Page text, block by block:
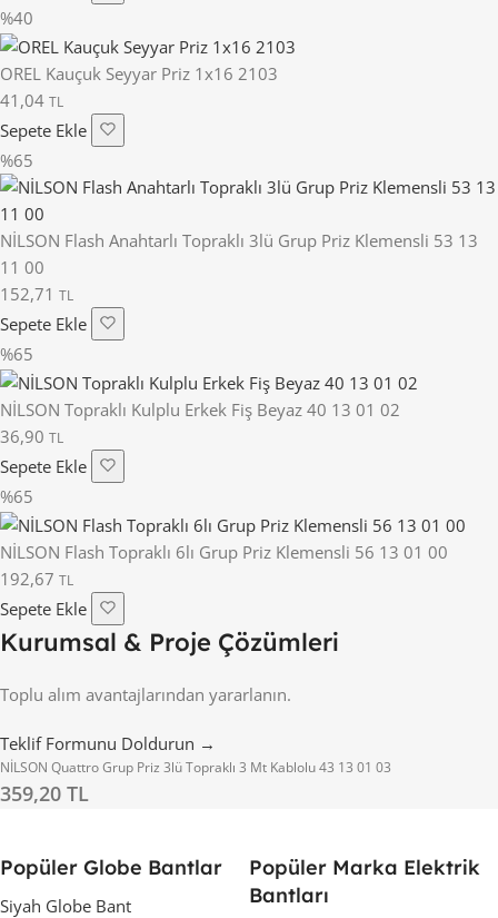
%40
OREL Kauçuk Seyyar Priz 1x16 2103
41,04 TL
Sepete Ekle
%65
NİLSON Flash Anahtarlı Topraklı 3lü Grup Priz Klemensli 53 13
11 00
152,71 TL
Sepete Ekle
%65
NİLSON Topraklı Kulplu Erkek Fiş Beyaz 40 13 01 02
36,90 TL
Sepete Ekle
%65
NİLSON Flash Topraklı 6lı Grup Priz Klemensli 56 13 01 00
192,67 TL
Sepete Ekle
Kurumsal & Proje Çözümleri
Toplu alım avantajlarından yararlanın.
Teklif Formunu Doldurun →
NİLSON Quattro Grup Priz 3lü Topraklı 3 Mt Kablolu 43 13 01 03
359,20 TL
Popüler Globe Bantlar
Siyah Globe Bant
Popüler Marka Elektrik
Bantları